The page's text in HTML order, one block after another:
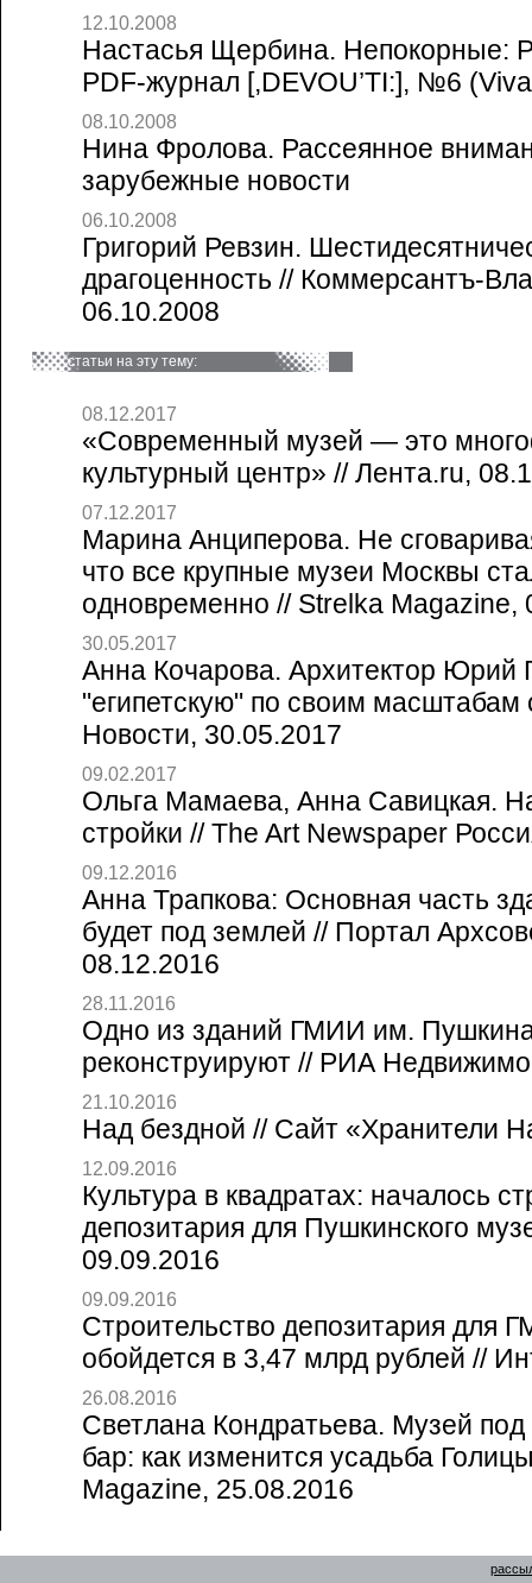
12.10.2008
Настасья Щербина. Непокорные:
PDF-журнал [,DEVOU’TI:], №6
08.10.2008
Нина Фролова. Рассеянное
зарубежные новости
06.10.2008
Григорий Ревзин.
драгоценность // Коммерсантъ-
06.10.2008
статьи на эту тему:
08.12.2017
«Современный музей — это
культурный центр» // Лента.ru,
07.12.2017
Марина Анциперова. Не
что все крупные музеи Москвы
одновременно // Strelka Magazine,
30.05.2017
Анна Кочарова. Архитектор Юрий
"египетскую" по своим масштабам
Новости, 30.05.2017
09.02.2017
Ольга Мамаева, Анна Савицкая.
стройки // The Art Newspaper
09.12.2016
Анна Трапкова: Основная часть
будет под землей // Портал
08.12.2016
28.11.2016
Одно из зданий ГМИИ им.
реконструируют // РИА
21.10.2016
Над бездной // Сайт «Хранители
12.09.2016
Культура в квадратах: началось
депозитария для Пушкинского
09.09.2016
09.09.2016
Строительство депозитария для
обойдется в 3,47 млрд рублей //
26.08.2016
Светлана Кондратьева. Музей
бар: как изменится усадьба
Magazine, 25.08.2016